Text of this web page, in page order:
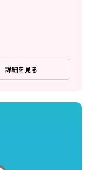
詳細を見る